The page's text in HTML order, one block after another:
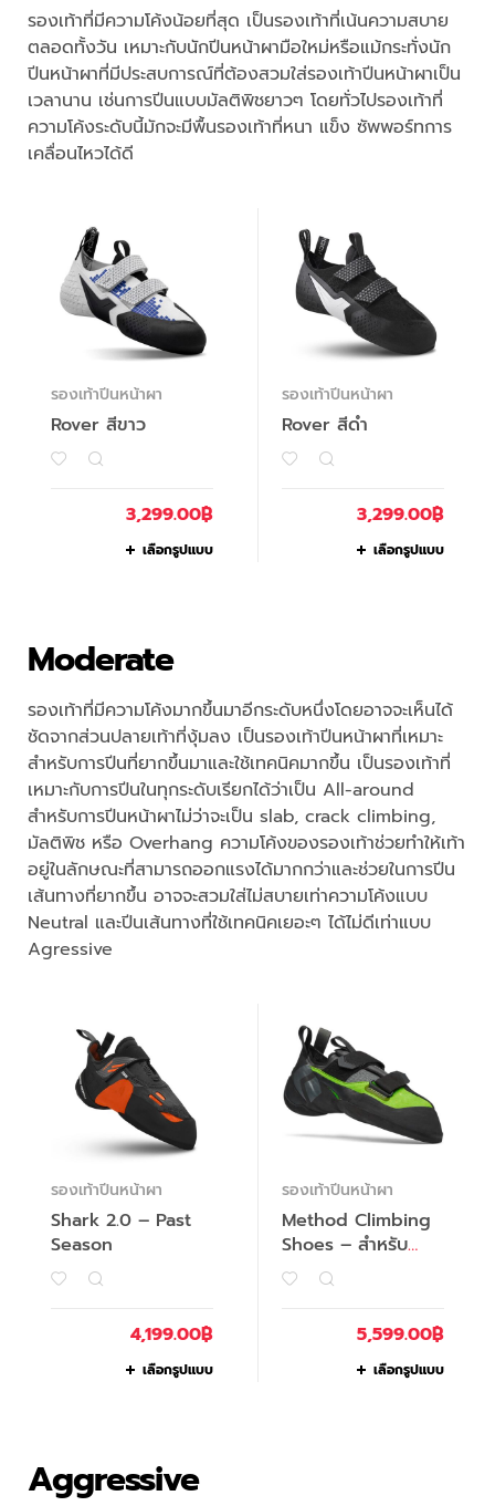
รองเท้าที่มีความโค้งน้อยที่สุด เป็นรองเท้าที่เน้นความสบาย
ตลอดทั้งวัน เหมาะกับนักปีนหน้าผามือใหม่หรือแม้กระทั่งนัก
ปีนหน้าผาที่มีประสบการณ์ที่ต้องสวมใส่รองเท้าปีนหน้าผาเป็น
เวลานาน เช่นการปีนแบบมัลติพิชยาวๆ โดยทั่วไปรองเท้าที่
ความโค้งระดับนี้มักจะมีพื้นรองเท้าที่หนา แข็ง ซัพพอร์ทการ
เคลื่อนไหวได้ดี
รองเท้าปีนหน้าผา
Rover สีขาว
3,299.00฿
เลือกรูปแบบ
รองเท้าปีนหน้าผา
Rover สีดำ
3,299.00฿
เลือกรูปแบบ
Moderate
รองเท้าที่มีความโค้งมากขึ้นมาอีกระดับหนึ่งโดยอาจจะเห็นได้
ชัดจากส่วนปลายเท้าที่งุ้มลง เป็นรองเท้าปีนหน้าผาที่เหมาะ
สำหรับการปีนที่ยากขึ้นมาและใช้เทคนิคมากขึ้น เป็นรองเท้าที่
เหมาะกับการปีนในทุกระดับเรียกได้ว่าเป็น All-around
สำหรับการปีนหน้าผาไม่ว่าจะเป็น slab, crack climbing,
มัลติพิช หรือ Overhang ความโค้งของรองเท้าช่วยทำให้เท้า
อยู่ในลักษณะที่สามารถออกแรงได้มากกว่าและช่วยในการปีน
เส้นทางที่ยากขึ้น อาจจะสวมใส่ไม่สบายเท่าความโค้งแบบ
Neutral และปีนเส้นทางที่ใช้เทคนิคเยอะๆ ได้ไม่ดีเท่าแบบ
Agressive
รองเท้าปีนหน้าผา
Shark 2.0 – Past
Season
4,199.00฿
เลือกรูปแบบ
รองเท้าปีนหน้าผา
Method Climbing
Shoes – สำหรับ
ผู้ชาย
5,599.00฿
เลือกรูปแบบ
Aggressive